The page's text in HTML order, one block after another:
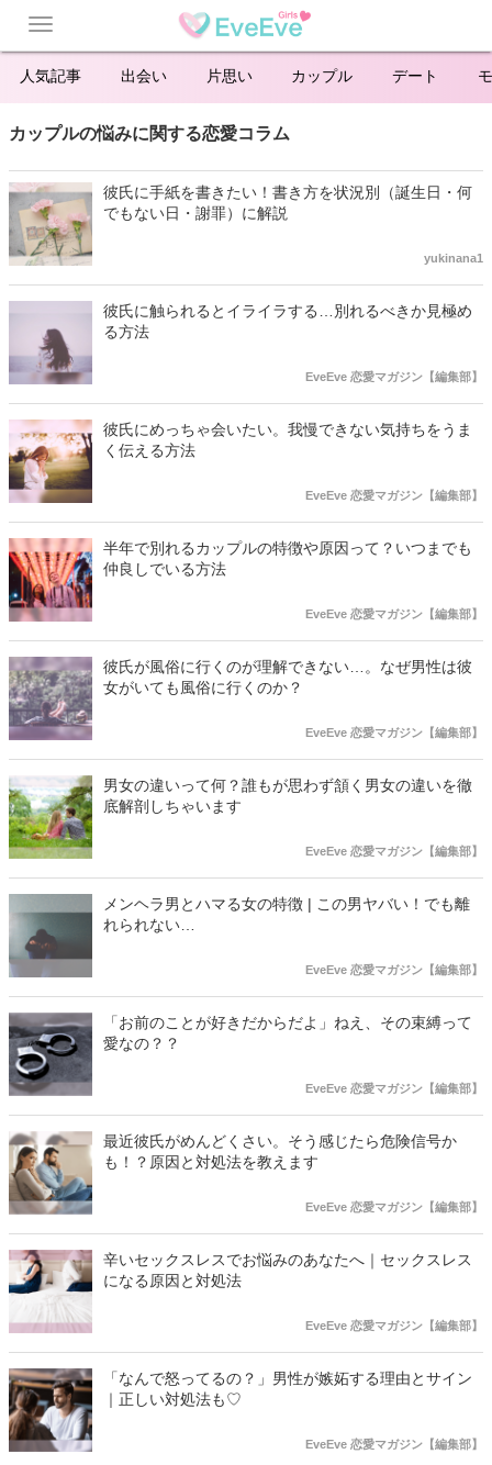
人気記事 出会い 片思い カップル デート
Toggle
navigation
カップルの悩みに関する恋愛コラム
彼氏に手紙を書きたい！書き方を状況別（誕生日・何
でもない日・謝罪）に解説
yukinana1
彼氏に触られるとイライラする…別れるべきか見極め
る方法
EveEve 恋愛マガジン【編集部】
彼氏にめっちゃ会いたい。我慢できない気持ちをうま
く伝える方法
EveEve 恋愛マガジン【編集部】
半年で別れるカップルの特徴や原因って？いつまでも
仲良しでいる方法
EveEve 恋愛マガジン【編集部】
彼氏が風俗に行くのが理解できない…。なぜ男性は彼
女がいても風俗に行くのか？
EveEve 恋愛マガジン【編集部】
男女の違いって何？誰もが思わず頷く男女の違いを徹
底解剖しちゃいます
EveEve 恋愛マガジン【編集部】
メンヘラ男とハマる女の特徴 | この男ヤバい！でも離
れられない…
EveEve 恋愛マガジン【編集部】
「お前のことが好きだからだよ」ねえ、その束縛って
愛なの？？
EveEve 恋愛マガジン【編集部】
最近彼氏がめんどくさい。そう感じたら危険信号か
も！？原因と対処法を教えます
EveEve 恋愛マガジン【編集部】
辛いセックスレスでお悩みのあなたへ｜セックスレス
になる原因と対処法
EveEve 恋愛マガジン【編集部】
「なんで怒ってるの？」男性が嫉妬する理由とサイン
｜正しい対処法も♡
EveEve 恋愛マガジン【編集部】